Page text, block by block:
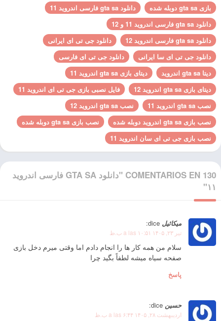
بازی gta sa دوبله شده
دانلود gta sa فارسی اندروید 11
دانلود gta sa فارسی اندروید 11 و 12
دانلود gta sa فارسی اندروید 12
دانلود جی تی ای ایرانی
دانلود جی تی ای سا ایرانی
دانلود جی تی ای فارسی
دیتا gta sa اندروید
دیتای بازی gta sa اندروید 11
دیتای بازی gta sa اندروید 12
فایل نصبی بازی جی تی ای اندروید 11
نصب gta sa اندروید 11
نصب gta sa اندروید 12
نصب بازی gta sa اندروید دوبله شده
نصب بازی gta sa دوبله شده
نصب بازی جی تی ای سان اندروید 11
130 COMENTARIOS EN "دانلود GTA SA فارسی اندروید
۱۱"
میکائیل dice:
تیر ۲۳, ۱۴۰۵ a las ۱۰:۵۱ ب.ظ
سلام من همه کار ها را انجام دادم اما وقتی میرم دخل بازی
صفحه سیاه میشه لطفاً بگید چرا
پاسخ
حسین dice:
اردیبهشت ۲۸, ۱۴۰۵ a las ۶:۴۴ ب.ظ